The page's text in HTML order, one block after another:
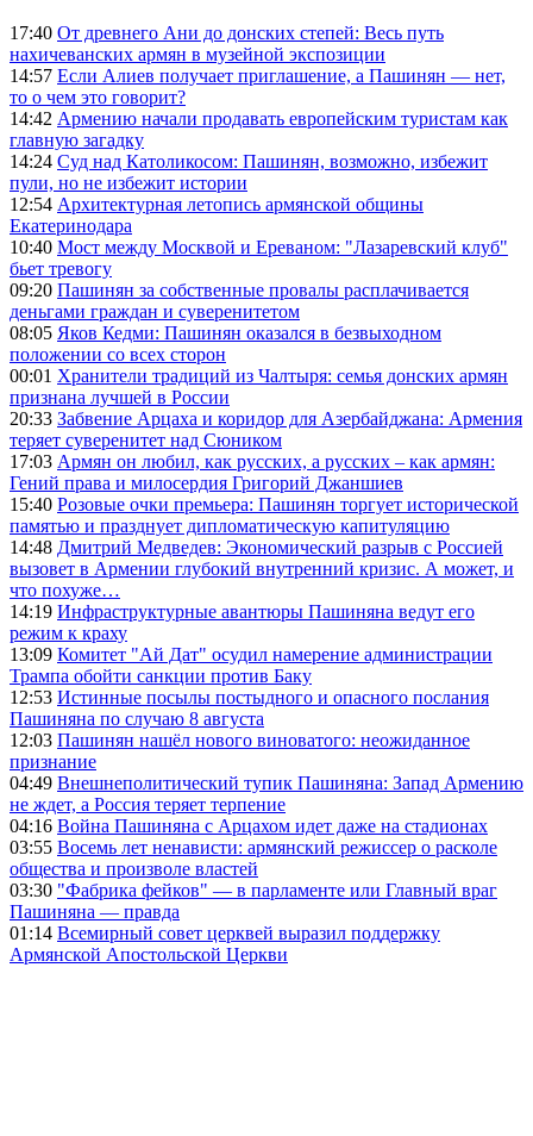
17:40 От древнего Ани до донских степей: Весь путь
нахичеванских армян в музейной экспозиции
14:57 Если Алиев получает приглашение, а Пашинян — нет,
то о чем это говорит?
14:42 Армению начали продавать европейским туристам как
главную загадку
14:24 Суд над Католикосом: Пашинян, возможно, избежит
пули, но не избежит истории
12:54 Архитектурная летопись армянской общины
Екатеринодара
10:40 Мост между Москвой и Ереваном: "Лазаревский клуб"
бьет тревогу
09:20 Пашинян за собственные провалы расплачивается
деньгами граждан и суверенитетом
08:05 Яков Кедми: Пашинян оказался в безвыходном
положении со всех сторон
00:01 Хранители традиций из Чалтыря: семья донских армян
признана лучшей в России
20:33 Забвение Арцаха и коридор для Азербайджана: Армения
теряет суверенитет над Сюником
17:03 Армян он любил, как русских, а русских – как армян:
Гений права и милосердия Григорий Джаншиев
15:40 Розовые очки премьера: Пашинян торгует исторической
памятью и празднует дипломатическую капитуляцию
14:48 Дмитрий Медведев: Экономический разрыв с Россией
вызовет в Армении глубокий внутренний кризис. А может, и
что похуже…
14:19 Инфраструктурные авантюры Пашиняна ведут его
режим к краху
13:09 Комитет "Ай Дат" осудил намерение администрации
Трампа обойти санкции против Баку
12:53 Истинные посылы постыдного и опасного послания
Пашиняна по случаю 8 августа
12:03 Пашинян нашёл нового виноватого: неожиданное
признание
04:49 Внешнеполитический тупик Пашиняна: Запад Армению
не ждет, а Россия теряет терпение
04:16 Война Пашиняна с Арцахом идет даже на стадионах
03:55 Восемь лет ненависти: армянский режиссер о расколе
общества и произволе властей
03:30 "Фабрика фейков" — в парламенте или Главный враг
Пашиняна — правда
01:14 Всемирный совет церквей выразил поддержку
Армянской Апостольской Церкви